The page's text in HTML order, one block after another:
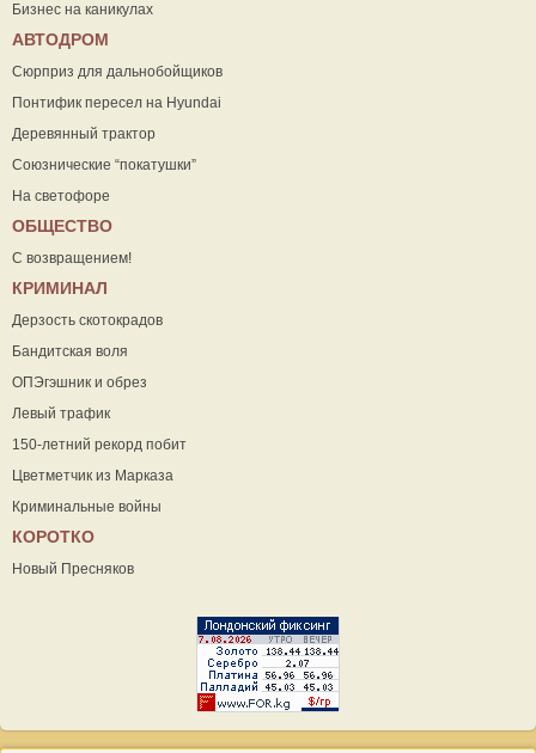
Бизнес на каникулах
АВТОДРОМ
Сюрприз для дальнобойщиков
Понтифик пересел на Hyundai
Деревянный трактор
Союзнические “покатушки”
На светофоре
ОБЩЕСТВО
С возвращением!
КРИМИНАЛ
Дерзость скотокрадов
Бандитская воля
ОПЭгэшник и обрез
Левый трафик
150-летний рекорд побит
Цветметчик из Марказа
Криминальные войны
КОРОТКО
Новый Пресняков